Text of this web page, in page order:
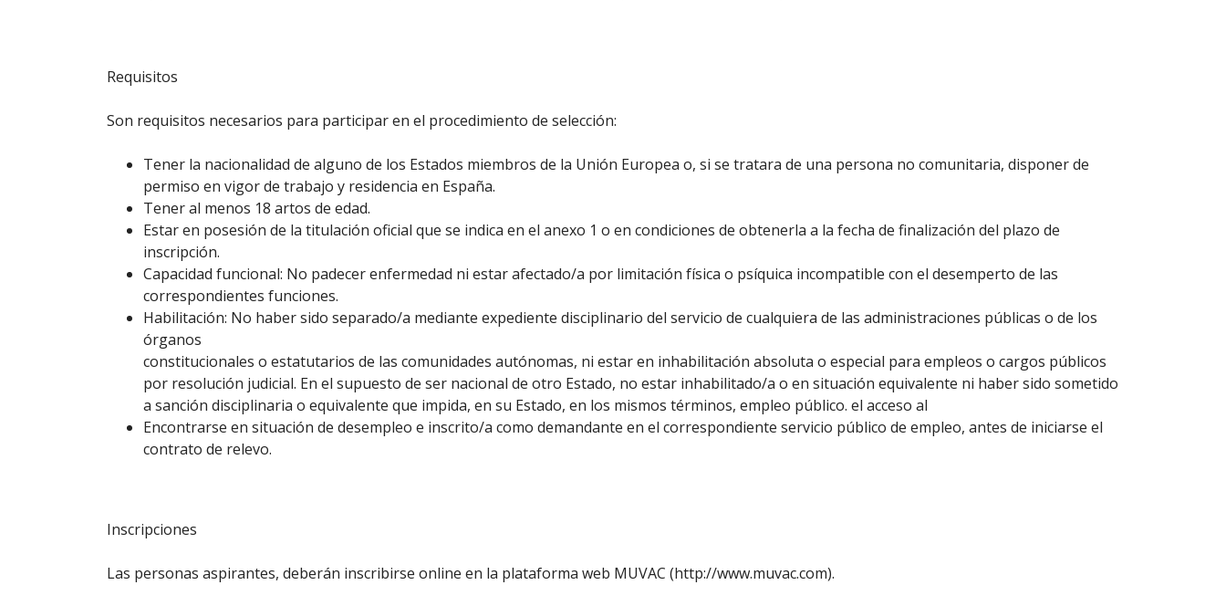
Requisitos
Son requisitos necesarios para participar en el procedimiento de selección:
Tener la nacionalidad de alguno de los Estados miembros de la Unión Europea o, si se tratara de una persona no comunitaria, disponer de
permiso en vigor de trabajo y residencia en España.
Tener al menos 18 artos de edad.
Estar en posesión de la titulación oficial que se indica en el anexo 1 o en condiciones de obtenerla a la fecha de finalización del plazo de
inscripción.
Capacidad funcional: No padecer enfermedad ni estar afectado/a por limitación física o psíquica incompatible con el desemperto de las
correspondientes funciones.
Habilitación: No haber sido separado/a mediante expediente disciplinario del servicio de cualquiera de las administraciones públicas o de los
órganos
constitucionales o estatutarios de las comunidades autónomas, ni estar en inhabilitación absoluta o especial para empleos o cargos públicos
por resolución judicial. En el supuesto de ser nacional de otro Estado, no estar inhabilitado/a o en situación equivalente ni haber sido sometido
a sanción disciplinaria o equivalente que impida, en su Estado, en los mismos términos, empleo público. el acceso al
Encontrarse en situación de desempleo e inscrito/a como demandante en el correspondiente servicio público de empleo, antes de iniciarse el
contrato de relevo.
Inscripciones
Las personas aspirantes, deberán inscribirse online en la plataforma web MUVAC (http://www.muvac.com).